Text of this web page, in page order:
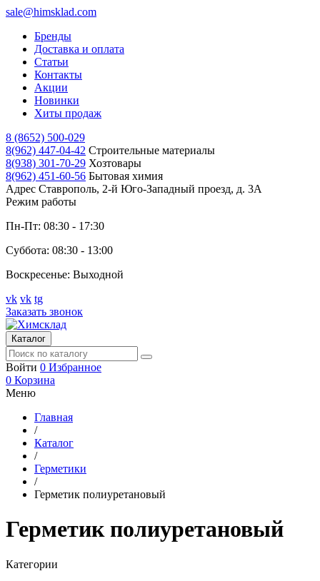
sale@himsklad.com
Бренды
Доставка и оплата
Статьи
Контакты
Акции
Новинки
Хиты продаж
8 (8652) 500-029
8(962) 447-04-42 Строительные материалы
8(938) 301-70-29 Хозтовары
8(962) 451-60-56 Бытовая химия
Адрес Ставрополь, 2-й Юго-Западный проезд, д. 3А
Режим работы
Пн-Пт: 08:30 - 17:30
Суббота: 08:30 - 13:00
Воскресенье: Выходной
vk vk tg
Заказать звонок
Каталог
Войти 0 Избранное
0 Корзина
Меню
Главная
/
Каталог
/
Герметики
/
Герметик полиуретановый
Герметик полиуретановый
Категории